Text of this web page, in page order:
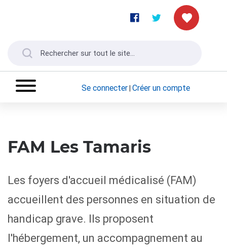
Se connecter| Créer un compte
FAM Les Tamaris
Les foyers d'accueil médicalisé (FAM)
accueillent des personnes en situation de
handicap grave. Ils proposent
l'hébergement, un accompagnement au